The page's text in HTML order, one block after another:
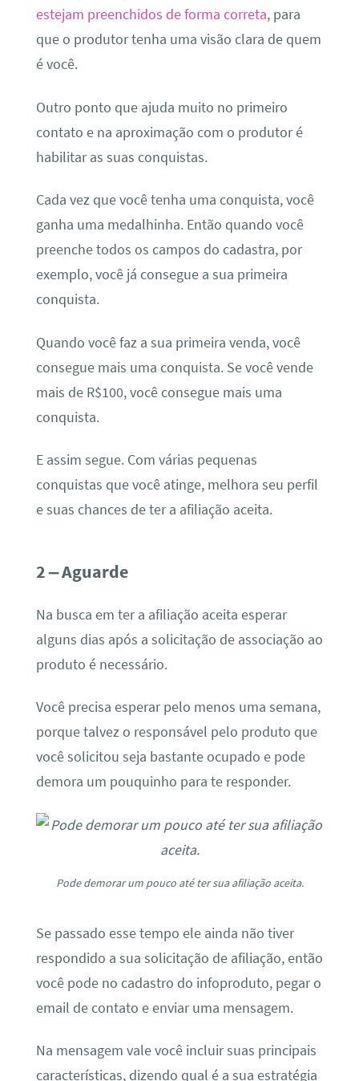
estejam preenchidos de forma correta, para
que o produtor tenha uma visão clara de quem
é você.
Outro ponto que ajuda muito no primeiro
contato e na aproximação com o produtor é
habilitar as suas conquistas.
Cada vez que você tenha uma conquista, você
ganha uma medalhinha. Então quando você
preenche todos os campos do cadastra, por
exemplo, você já consegue a sua primeira
conquista.
Quando você faz a sua primeira venda, você
consegue mais uma conquista. Se você vende
mais de R$100, você consegue mais uma
conquista.
E assim segue. Com várias pequenas
conquistas que você atinge, melhora seu perfil
e suas chances de ter a afiliação aceita.
2 – Aguarde
Na busca em ter a afiliação aceita esperar
alguns dias após a solicitação de associação ao
produto é necessário.
Você precisa esperar pelo menos uma semana,
porque talvez o responsável pelo produto que
você solicitou seja bastante ocupado e pode
demora um pouquinho para te responder.
Pode demorar um pouco até ter sua afiliação aceita.
Se passado esse tempo ele ainda não tiver
respondido a sua solicitação de afiliação, então
você pode no cadastro do infoproduto, pegar o
email de contato e enviar uma mensagem.
Na mensagem vale você incluir suas principais
características, dizendo qual é a sua estratégia